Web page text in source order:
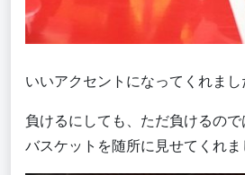
いいアクセントになってくれまし
負けるにしても、ただ負けるので
バスケットを随所に見せてくれま